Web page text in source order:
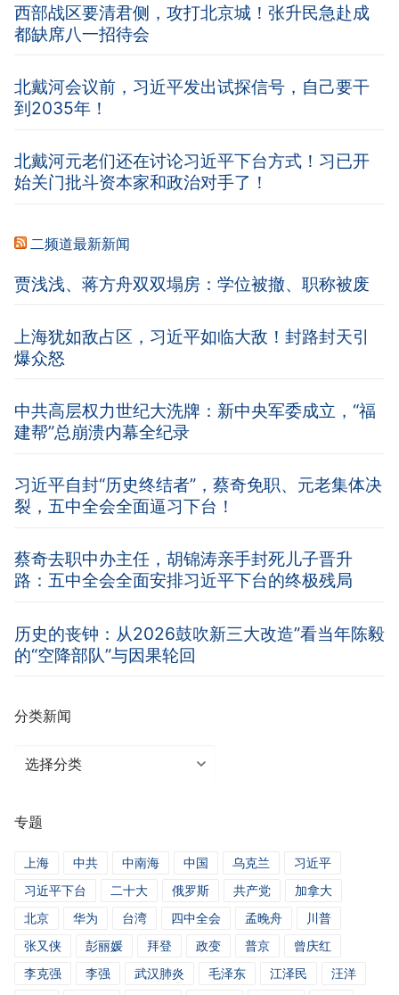
西部战区要清君侧，攻打北京城！张升民急赴成
都缺席八一招待会
北戴河会议前，习近平发出试探信号，自己要干
到2035年！
北戴河元老们还在讨论习近平下台方式！习已开
始关门批斗资本家和政治对手了！
二频道最新新闻
贾浅浅、蒋方舟双双塌房：学位被撤、职称被废
上海犹如敌占区，习近平如临大敌！封路封天引
爆众怒
中共高层权力世纪大洗牌：新中央军委成立，“福
建帮”总崩溃内幕全纪录
习近平自封“历史终结者”，蔡奇免职、元老集体决
裂，五中全会全面逼习下台！
蔡奇去职中办主任，胡锦涛亲手封死儿子晋升
路：五中全会全面安排习近平下台的终极残局
历史的丧钟：从2026鼓吹新三大改造”看当年陈毅
的“空降部队”与因果轮回
分类新闻
分
闻
专题
上海 中共 中南海 中国 乌克兰
习近平
习近平下台
二十大 俄罗斯 共产党
加拿大
北京
华为 台湾 四中全会 孟晚舟
川普
张又侠
彭丽媛 拜登 政变 普京
曾庆红
李克强
李强 武汉肺炎 毛泽东 江泽民
汪洋